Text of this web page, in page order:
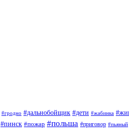
#гродно #дальнобойщик #дети #жабинка
#пинск #пожар #польша #приговор #пьяный